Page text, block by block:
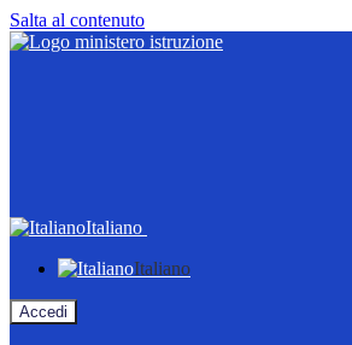
Salta al contenuto
Italiano
Italiano
Accedi